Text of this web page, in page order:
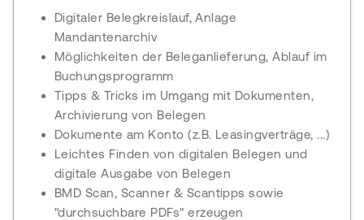
Digitaler Belegkreislauf, Anlage
Mandantenarchiv
Möglichkeiten der Beleganlieferung, Ablauf im
Buchungsprogramm
Tipps & Tricks im Umgang mit Dokumenten,
Archivierung von Belegen
Dokumente am Konto (z.B. Leasingverträge, ...)
Leichtes Finden von digitalen Belegen und
digitale Ausgabe von Belegen
BMD Scan, Scanner & Scantipps sowie
"durchsuchbare PDFs" erzeugen